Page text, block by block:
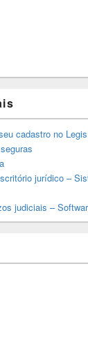
cadastro no
jurídico –
judiciais –